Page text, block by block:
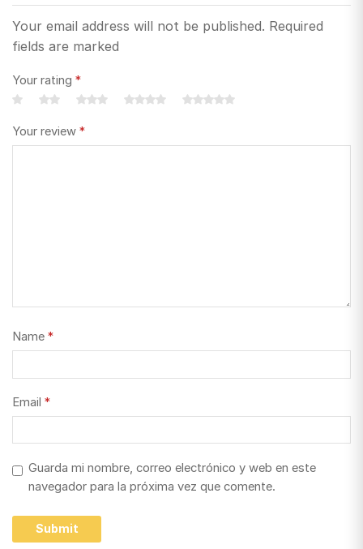
Your email address will not be published. Required
fields are marked
Your rating *
Your review *
Name *
Email *
Guarda mi nombre, correo electrónico y web en este
navegador para la próxima vez que comente.